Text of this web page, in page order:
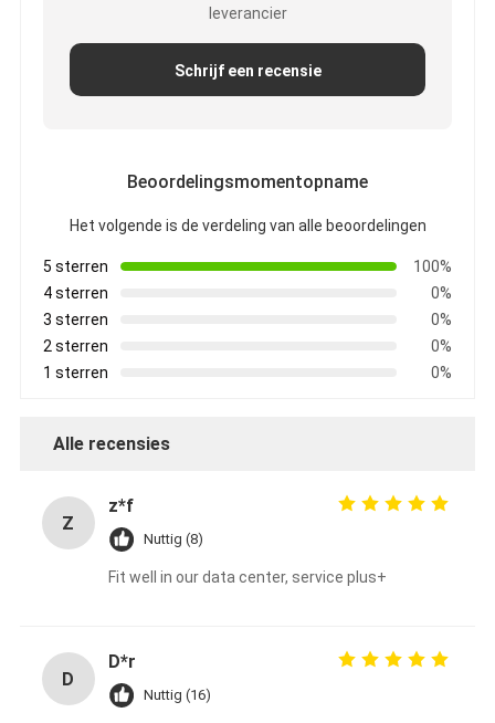
leverancier
Schrijf een recensie
Beoordelingsmomentopname
Het volgende is de verdeling van alle beoordelingen
5 sterren
100%
4 sterren
0%
3 sterren
0%
2 sterren
0%
1 sterren
0%
Alle recensies
Z
z*f
Nuttig (8)
Fit well in our data center, service plus+
D
D*r
Nuttig (16)